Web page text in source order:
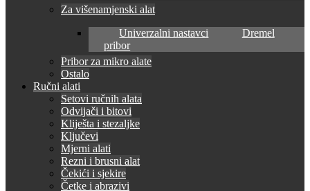
Za višenamjenski alat
Univerzalni nastavci
Dremel
pribor
Pribor za mikro alate
Ostalo
Ručni alati
Setovi ručnih alata
Odvijači i bitovi
Kliješta i stezaljke
Ključevi
Mjerni alati
Rezni i brusni alat
Čekići i sjekire
Četke i abrazivi